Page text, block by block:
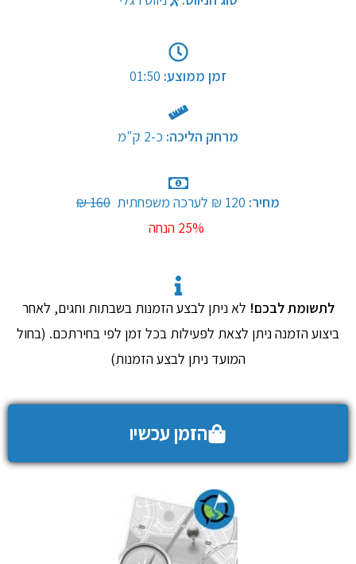
זמן ממוצע:
מרחק הליכה: כ-2 ק"מ​
מחיר: 120 ₪ לערכה משפחתית
160 ₪
לתשומת לבכם! לא ניתן לבצע הזמנות בשבתות וחגים, לאחר
ביצוע הזמנה ניתן לצאת לפעילות בכל זמן לפי בחירתכם. (בחול
המועד ניתן לבצע הזמנות)
הזמן עכשיו